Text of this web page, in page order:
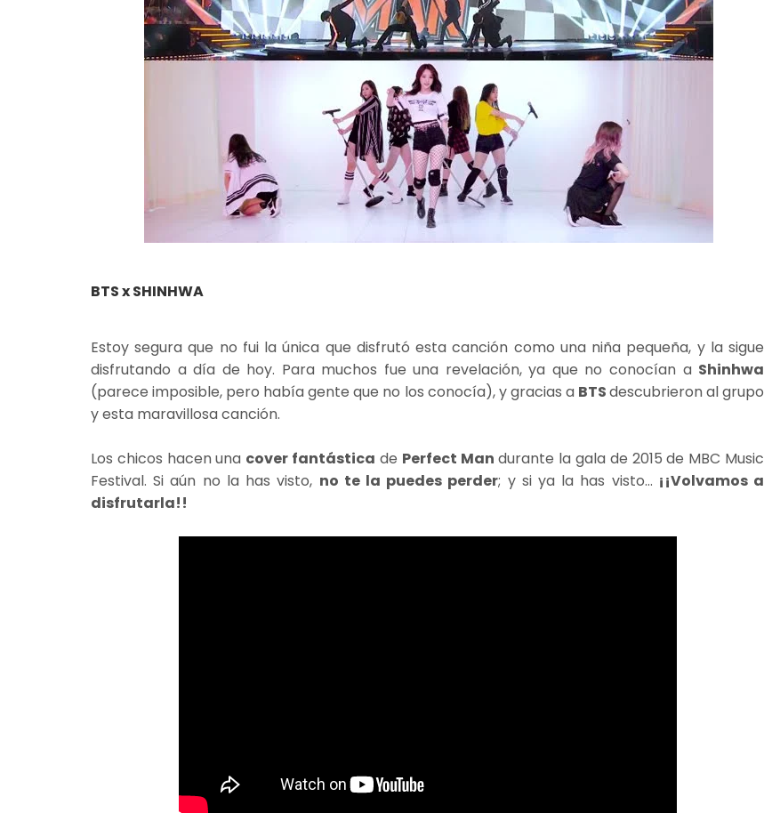
BTS x SHINHWA
Estoy segura que no fui la única que disfrutó esta canción como una niña pequeña, y la sigue
disfrutando a día de hoy. Para muchos fue una revelación, ya que no conocían a Shinhwa
(parece imposible, pero había gente que no los conocía), y gracias a BTSdescubrieron al grupo
y esta maravillosa canción.
Los chicos hacen una cover fantástica de Perfect Man durante la gala de 2015 de MBC Music
Festival. Si aún no la has visto, no te la puedes perder; y si ya la has visto... ¡¡Volvamos a
disfrutarla!!